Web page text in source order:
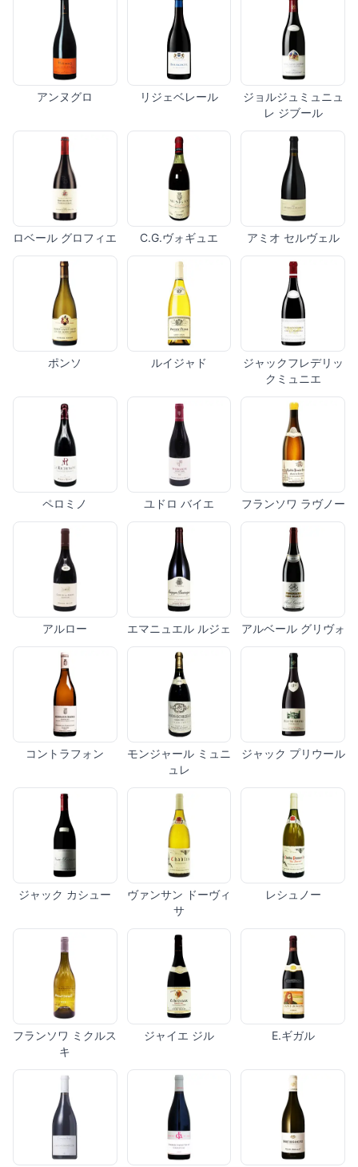
アンヌグロ リジェベレール
ジョルジュミュニュ
レ ジブール
ロベール グロフィエ C.G.ヴォギュエ アミオ セルヴェル
ポンソ ルイジャド
ジャックフレデリッ
クミュニエ
ペロミノ ユドロ バイエ フランソワ ラヴノー
アルロー エマニュエル ルジェ アルベール グリヴォ
コントラフォン
モンジャール ミュニ
ュレ
ジャック プリウール
ジャック カシュー
ヴァンサン ドーヴィ
サ
レシュノー
フランソワ ミクルス
キ
ジャイエ ジル E.ギガル